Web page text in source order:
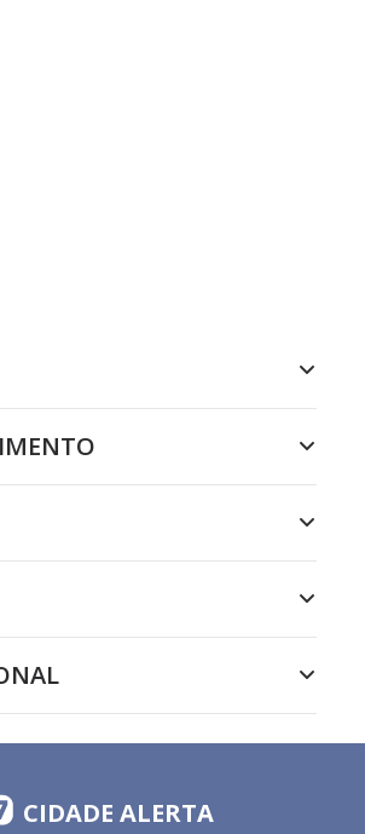
CIDADE ALERTA